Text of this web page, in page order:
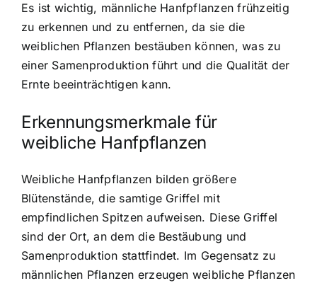
Es ist wichtig, männliche Hanfpflanzen frühzeitig
zu erkennen und zu entfernen, da sie die
weiblichen Pflanzen bestäuben können, was zu
einer Samenproduktion führt und die Qualität der
Ernte beeinträchtigen kann.
Erkennungsmerkmale für
weibliche Hanfpflanzen
Weibliche Hanfpflanzen bilden größere
Blütenstände, die samtige Griffel mit
empfindlichen Spitzen aufweisen. Diese Griffel
sind der Ort, an dem die Bestäubung und
Samenproduktion stattfindet. Im Gegensatz zu
männlichen Pflanzen erzeugen weibliche Pflanzen